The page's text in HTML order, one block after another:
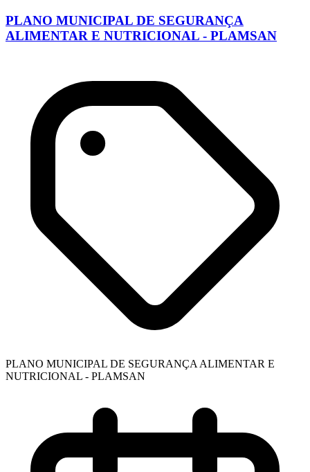
PLANO MUNICIPAL DE SEGURANÇA
ALIMENTAR E NUTRICIONAL - PLAMSAN
PLANO MUNICIPAL DE SEGURANÇA ALIMENTAR E
NUTRICIONAL - PLAMSAN